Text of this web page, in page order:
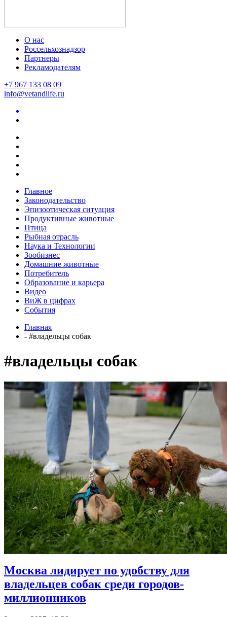
О нас
Россельхознадзор
Партнеры
Рекламодателям
+7 967 133 08 09
info@vetandlife.ru
Главное
Законодательство
Эпизоотическая ситуация
Продуктивные животные
Птица
Рыбная отрасль
Наука и Технологии
Зообизнес
Домашние животные
Потребитель
Образование и карьера
Видео
ВиЖ в цифрах
События
Главная
- #владельцы собак
#владельцы собак
Москва лидирует по удобству для
владельцев собак среди городов-
миллионников